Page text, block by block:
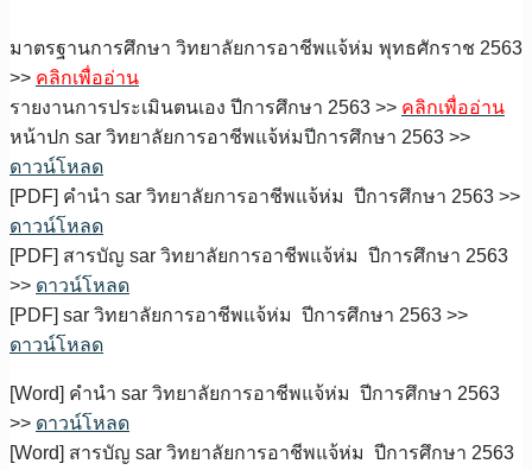
มาตรฐานการศึกษา วิทยาลัยการอาชีพแจ้ห่ม พุทธศักราช 2563
>> คลิกเพื่ออ่าน
รายงานการประเมินตนเอง ปีการศึกษา 2563 >> คลิกเพื่ออ่าน
หน้าปก sar วิทยาลัยการอาชีพแจ้ห่มปีการศึกษา 2563 >>
ดาวน์โหลด
[PDF] คำนำ sar วิทยาลัยการอาชีพแจ้ห่ม ปีการศึกษา 2563 >>
ดาวน์โหลด
[PDF] สารบัญ sar วิทยาลัยการอาชีพแจ้ห่ม ปีการศึกษา 2563
>> ดาวน์โหลด
[PDF] sar วิทยาลัยการอาชีพแจ้ห่ม ปีการศึกษา 2563 >>
ดาวน์โหลด
[Word] คำนำ sar วิทยาลัยการอาชีพแจ้ห่ม ปีการศึกษา 2563
>> ดาวน์โหลด
[Word] สารบัญ sar วิทยาลัยการอาชีพแจ้ห่ม ปีการศึกษา 2563